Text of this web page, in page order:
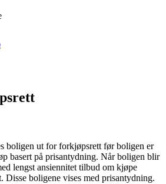
boligen ut for forkjøpsrett før boligen er
basert på prisantydning. Når boligen blir
lengst ansiennitet tilbud om kjøpe
Disse boligene vises med prisantydning.